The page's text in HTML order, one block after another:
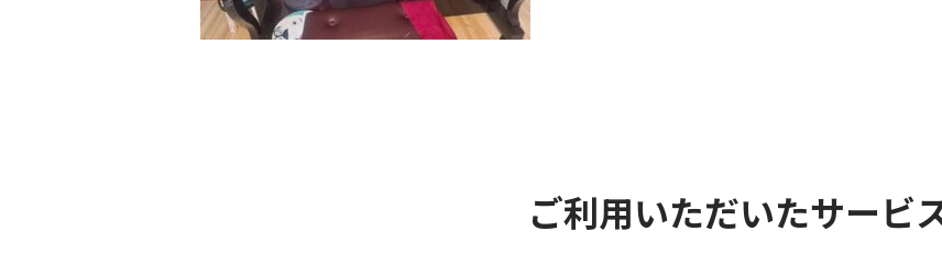
ご利用いただいたサービ